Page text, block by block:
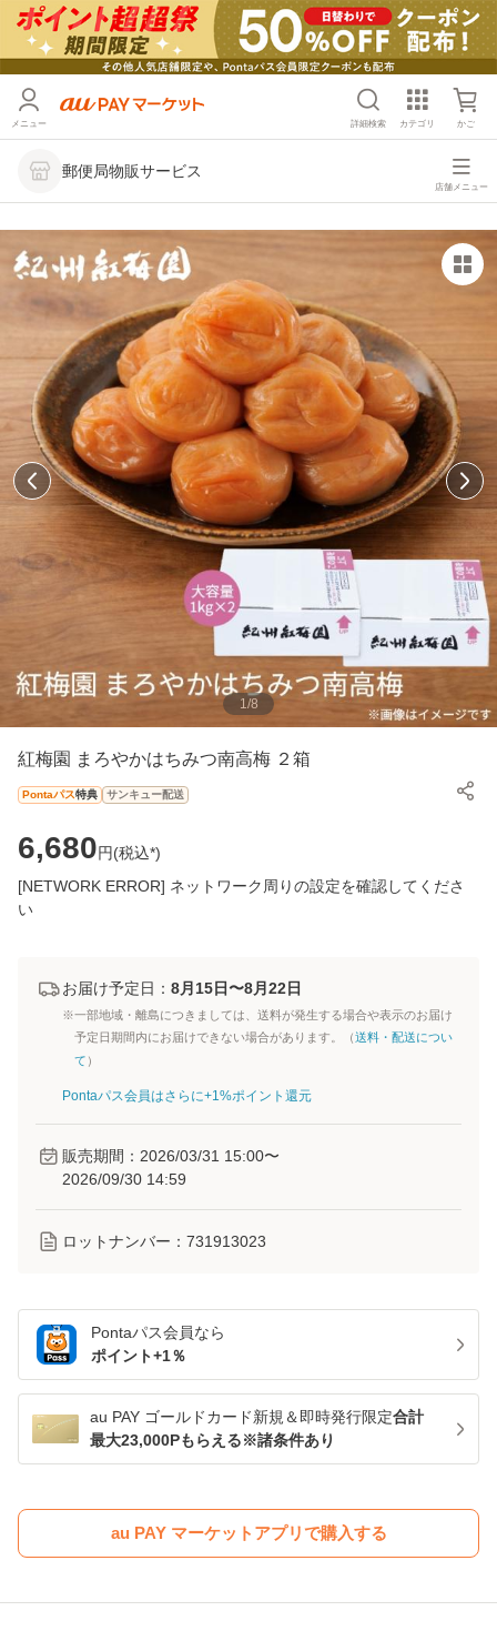
メニュー 詳細検索 カテゴリ かご
郵便局物販サービス
店舗メニュー
1/8
紅梅園 まろやかはちみつ南高梅 ２箱
Pontaパス特典 サンキュー配送
6,680円(税込*)
[NETWORK ERROR] ネットワーク周りの設定を確認してくださ
い
お届け予定日： 8月15日〜8月22日
※一部地域・離島につきましては、送料が発生する場合や表示のお届け
予定日期間内にお届けできない場合があります。（送料・配送につい
て ）
Pontaパス会員はさらに+1%ポイント還元
販売期間： 2026/03/31 15:00〜
2026/09/30 14:59
ロットナンバー： 731913023
Pontaパス会員なら
ポイント+1％
au PAY ゴールドカード新規＆即時発行限定合計
最大23,000Pもらえる※諸条件あり
au PAY マーケットアプリで購入する